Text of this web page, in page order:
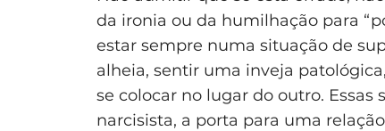
da ironia ou da humilhação para
estar sempre numa situação de
alheia, sentir uma inveja
se colocar no lugar do outro.
narcisista, a porta para uma